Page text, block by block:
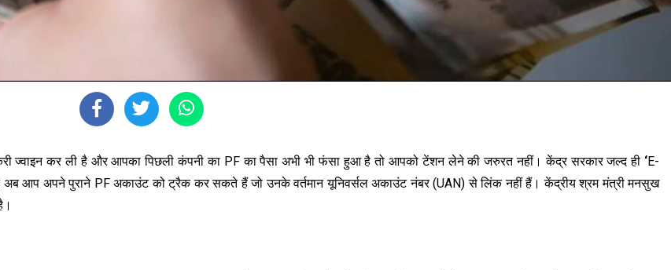
ज्वाइन कर ली है और आपका पिछली कंपनी का PF का पैसा अभी भी फंसा हुआ है तो आपको टेंशन लेने की जरुरत नहीं। केंद्र सरकार जल्द ही ‘E-
अब आप अपने पुराने PF अकाउंट को ट्रैक कर सकते हैं जो उनके वर्तमान यूनिवर्सल अकाउंट नंबर (UAN) से लिंक नहीं हैं। केंद्रीय श्रम मंत्री मनसुख